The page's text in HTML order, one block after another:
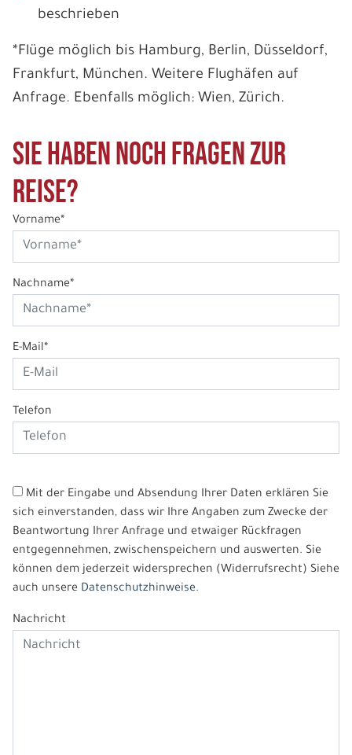
beschrieben
*Flüge möglich bis Hamburg, Berlin, Düsseldorf,
Frankfurt, München. Weitere Flughäfen auf
Anfrage. Ebenfalls möglich: Wien, Zürich.
Sie haben noch Fragen zur
Reise?
Vorname*
Nachname*
E-Mail*
Telefon
Mit der Eingabe und Absendung Ihrer Daten erklären Sie
sich einverstanden, dass wir Ihre Angaben zum Zwecke der
Beantwortung Ihrer Anfrage und etwaiger Rückfragen
entgegennehmen, zwischenspeichern und auswerten. Sie
können dem jederzeit widersprechen (Widerrufsrecht) Siehe
auch unsere Datenschutzhinweise.
Nachricht